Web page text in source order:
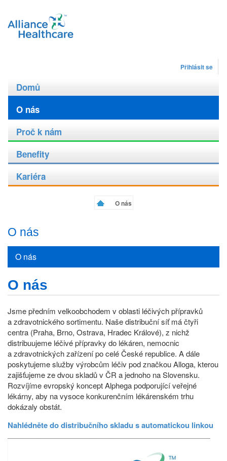
Přihlásit se
Domů
O nás
Proč k nám
Benefity
Kariéra
O nás
O nás
O nás
O nás
Jsme předním velkoobchodem v oblasti léčivých přípravků
a zdravotnického sortimentu. Naše distribuční síť má čtyři
centra (Praha, Brno, Ostrava, Hradec Králové), z nichž
distribuujeme léčivé přípravky do lékáren, nemocnic
a zdravotnických zařízení po celé České republice. A dále
poskytujeme služby výrobcům léčiv pod značkou Alloga, kterou
zajišťujeme ze dvou skladů v ČR a jednoho na Slovensku.
Rozvíjíme evropský koncept Alphega podporující veřejné
lékárny, aby na vysoce konkurenčním lékárenském trhu
dokázaly obstát.
Nahlédněte do distribučního skladu s automatickou linkou